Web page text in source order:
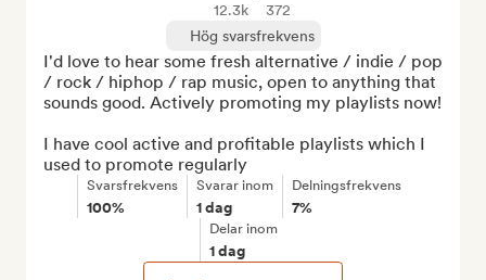
12.3k
372
Hög svarsfrekvens
I'd love to hear some fresh alternative / indie / pop
/ rock / hiphop / rap music, open to anything that
sounds good. Actively promoting my playlists now!
I have cool active and profitable playlists which I
used to promote regularly
Svarsfrekvens
100%
Svarar inom
1 dag
Delningsfrekvens
7%
Delar inom
1 dag